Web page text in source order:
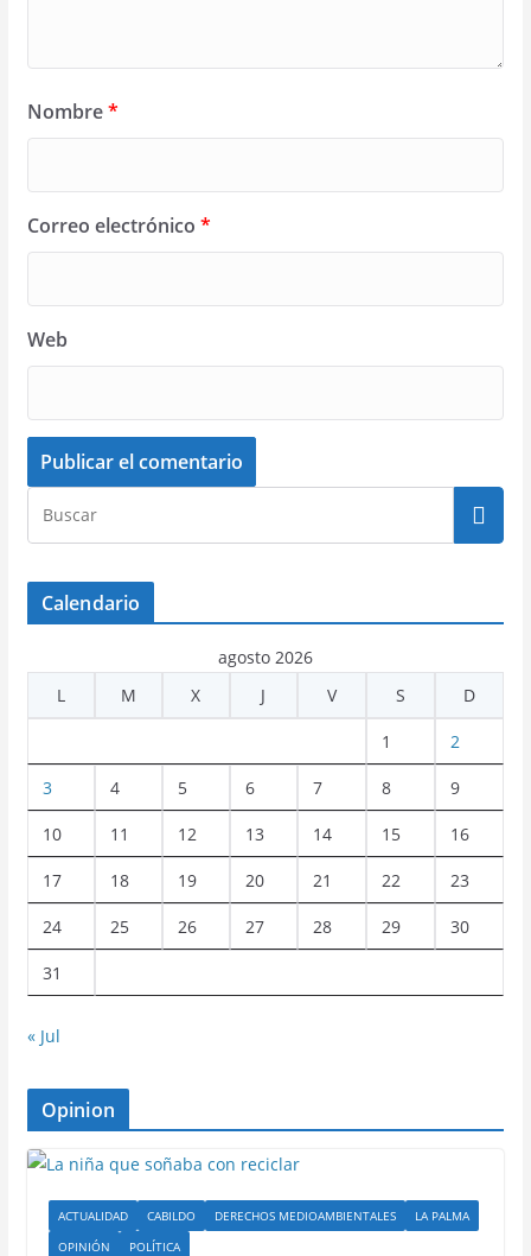
Nombre*
Correo electrónico *
Web
Calendario
agosto 2026
L
M X J V S D
1 2
3 4 5 6 7 8 9
10 11 12 13 14 15 16
17 18 19 20 21 22 23
24 25 26 27 28 29 30
31
« Jul
Opinion
ACTUALIDAD CABILDO DERECHOS MEDIOAMBIENTALES
LA PALMA
OPINIÓN
POLÍTICA